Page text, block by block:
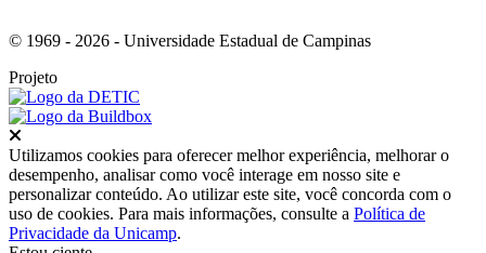
© 1969 - 2026 - Universidade Estadual de Campinas
Projeto
Utilizamos cookies para oferecer melhor experiência, melhorar o
desempenho, analisar como você interage em nosso site e
personalizar conteúdo. Ao utilizar este site, você concorda com o
uso de cookies. Para mais informações, consulte a Política de
Privacidade da Unicamp.